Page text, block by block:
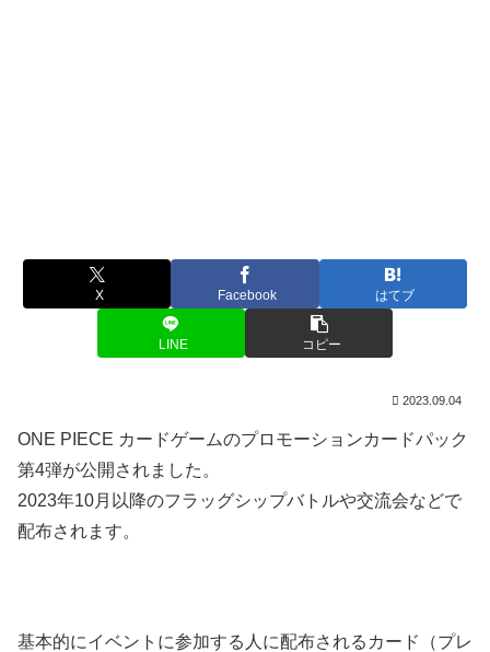
X Facebook はてブ
LINE コピー
2023.09.04
ONE PIECE カードゲームのプロモーションカードパック
第4弾が公開されました。
2023年10月以降のフラッグシップバトルや交流会などで
配布されます。
基本的にイベントに参加する人に配布されるカード（プレ